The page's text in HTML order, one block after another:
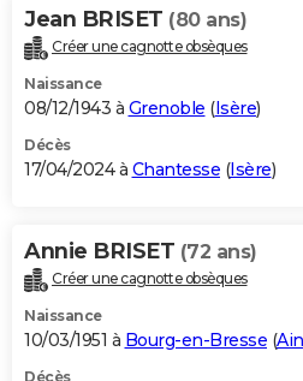
Jean BRISET (80 ans)
Créer une cagnotte obsèques
Naissance
08/12/1943 à Grenoble (Isère)
Décès
17/04/2024 à Chantesse (Isère)
Annie BRISET (72 ans)
Créer une cagnotte obsèques
Naissance
10/03/1951 à Bourg-en-Bresse (Ain
Décès